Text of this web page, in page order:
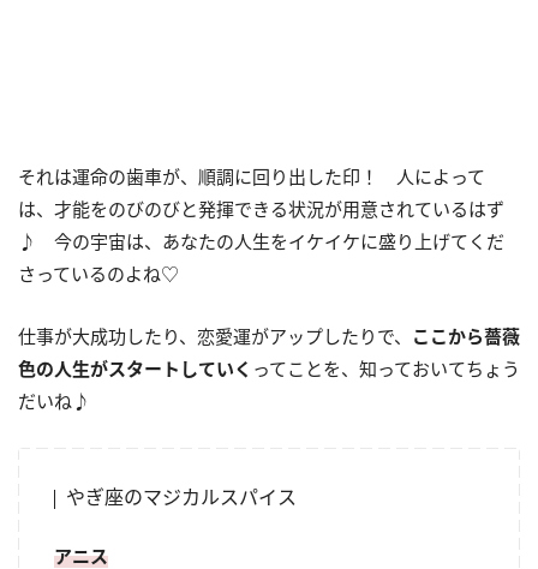
それは運命の歯車が、順調に回り出した印！ 人によって
は、才能をのびのびと発揮できる状況が用意されているはず
♪ 今の宇宙は、あなたの人生をイケイケに盛り上げてくだ
さっているのよね♡
仕事が大成功したり、恋愛運がアップしたりで、 ここから薔薇
色の人生がスタートしていく ってことを、知っておいてちょう
だいね♪
やぎ座のマジカルスパイス
アニス